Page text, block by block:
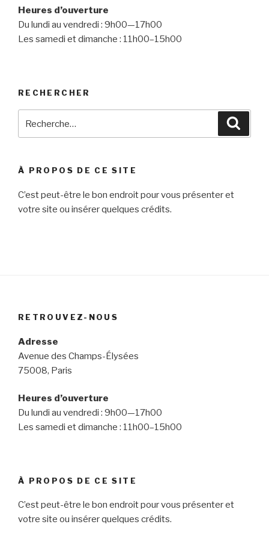
Heures d’ouverture
Du lundi au vendredi : 9h00—17h00
Les samedi et dimanche : 11h00–15h00
RECHERCHER
pour
À PROPOS DE CE SITE
C’est peut-être le bon endroit pour vous présenter et
votre site ou insérer quelques crédits.
RETROUVEZ-NOUS
Adresse
Avenue des Champs-Élysées
75008, Paris
Heures d’ouverture
Du lundi au vendredi : 9h00—17h00
Les samedi et dimanche : 11h00–15h00
À PROPOS DE CE SITE
C’est peut-être le bon endroit pour vous présenter et
votre site ou insérer quelques crédits.